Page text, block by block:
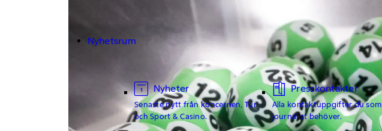
Nyhetsrum
Nyheter
Senaste nytt från koncernen, Tur
och Sport & Casino.
Presskontakter
Alla kontaktuppgifter du som
journalist behöver.